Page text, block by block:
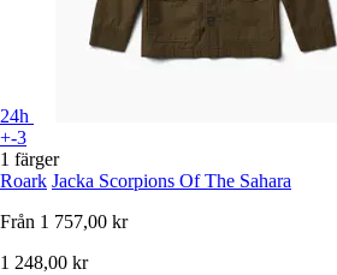
24h
+-3
1 färger
Roark Jacka Scorpions Of The Sahara
Från 1 757,00 kr
1 248,00 kr